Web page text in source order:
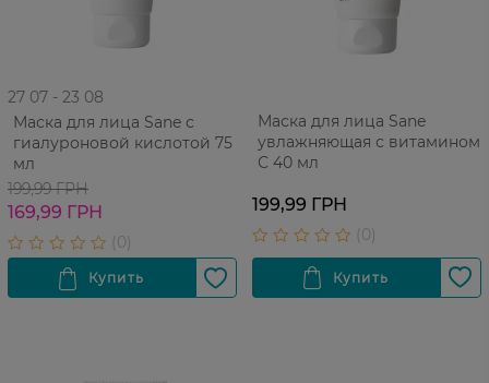
27 07 - 23 08
Маска для лица Sane с
гиалуроновой кислотой 75
мл
199,99 ГРН
169,99 ГРН
Маска для лица Sane
увлажняющая с витамином
С 40 мл
199,99 ГРН